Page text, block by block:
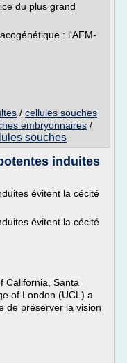
du plus grand
: l'AFM-
/ cellules souches
embryonnaires /
souches
induites
évitent la cécité
évitent la cécité
California, Santa
of London (UCL) a
de préserver la vision